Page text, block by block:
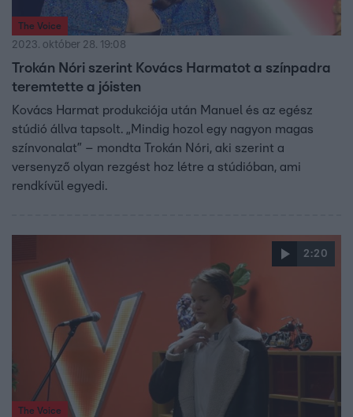
The Voice
2023. október 28. 19:08
Trokán Nóri szerint Kovács Harmatot a színpadra
teremtette a jóisten
Kovács Harmat produkciója után Manuel és az egész
stúdió állva tapsolt. „Mindig hozol egy nagyon magas
színvonalat” – mondta Trokán Nóri, aki szerint a
versenyző olyan rezgést hoz létre a stúdióban, ami
rendkívül egyedi.
2:20
The Voice